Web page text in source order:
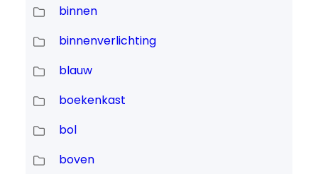
binnen
binnenverlichting
blauw
boekenkast
bol
boven